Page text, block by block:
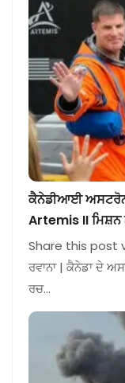
ਕੈਨੇਡੀਆਈ
Artemis II ਮਿਸ਼ਨ
Share this post
ਰਵਾਨਾ | ਕੈਨੇਡਾ ਦੇ
ਰਚ…